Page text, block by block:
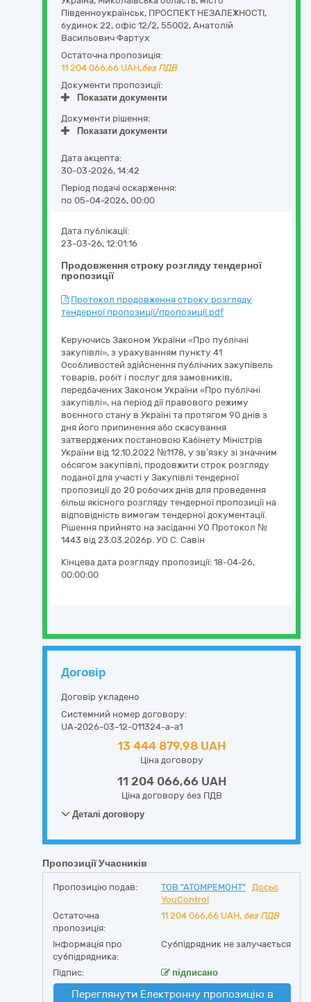
Південноукраїнськ, ПРОСПЕКТ НЕЗАЛЕЖНОСТІ,
будинок 22, офіс 12/2, 55002, Анатолій
Васильович Фартух
Остаточна пропозиція:
11 204 066,66 UAH,без ПДВ
Документи пропозиції:
Показати документи
Документи рішення:
Показати документи
Дата акцепта:
30-03-2026, 14:42
Період подачі оскарження:
по 05-04-2026, 00:00
Продовження строку розгляду тендерної
пропозиції
Дата публікації:
23-03-26, 12:01:16
Протокол продовження строку розгляду
тендерної пропозиції/пропозиції.pdf
Керуючись Законом України «Про публічні
закупівлі», з урахуванням пункту 41
Особливостей здійснення публічних закупівель
товарів, робіт і послуг для замовників,
передбачених Законом України «Про публічні
закупівлі», на період дії правового режиму
воєнного стану в Україні та протягом 90 днів з
дня його припинення або скасування
затверджених постановою Кабінету Міністрів
України від 12.10.2022 №1178, у зв’язку зі значним
обсягом закупівлі, продовжити строк розгляду
поданої для участі у Закупівлі тендерної
пропозиції до 20 робочих днів для проведення
більш якісного розгляду тендерної пропозиції на
відповідність вимогам тендерної документації.
Рішення прийнято на засіданні УО Протокол №
1443 від 23.03.2026р. УО С. Савін
Кінцева дата розгляду пропозиції: 18-04-26,
00:00:00
Договір
Договір укладено
Системний номер договору:
UA-2026-03-12-011324-a-a1
13 444 879,98 UAH
Ціна договору
11 204 066,66 UAH
Ціна договору без ПДВ
Деталі договору
Пропозиції Учасників
Пропозицію подав: ТОВ "АТОМРЕМОНТ"
Досьє
YouControl
Остаточна
пропозиція:
11 204 066,66 UAH, без ПДВ
Інформація про
субпідрядника:
Субпідрядник не залучається
Підпис: підписано
Переглянути Електронну пропозицію в